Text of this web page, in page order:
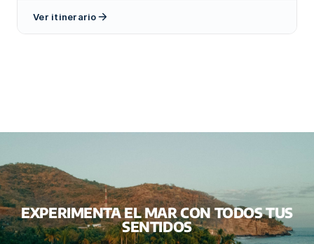
Ver itinerario
EXPERIMENTA EL MAR CON TODOS TUS
SENTIDOS